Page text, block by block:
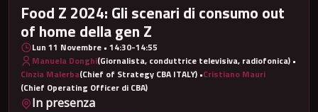
Food Z 2024: Gli scenari di consumo out
of home della gen Z
Lun 11 Novembre • 14:30-14:55
Manuela Donghi(Giornalista, conduttrice televisiva, radiofonica) •
Cinzia Malerba(Chief of Strategy CBA ITALY) •Cristiano Mauri
(Chief Operating Officer di CBA)
In presenza